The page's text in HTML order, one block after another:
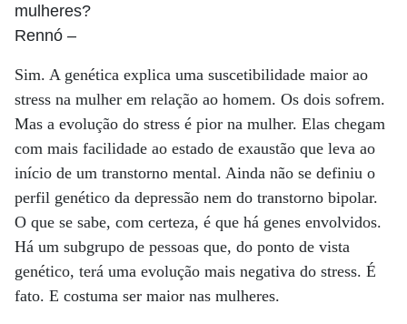
mulheres?
Rennó –
Sim. A genética explica uma suscetibilidade maior ao
stress na mulher em relação ao homem. Os dois sofrem.
Mas a evolução do stress é pior na mulher. Elas chegam
com mais facilidade ao estado de exaustão que leva ao
início de um transtorno mental. Ainda não se definiu o
perfil genético da depressão nem do transtorno bipolar.
O que se sabe, com certeza, é que há genes envolvidos.
Há um subgrupo de pessoas que, do ponto de vista
genético, terá uma evolução mais negativa do stress. É
fato. E costuma ser maior nas mulheres.